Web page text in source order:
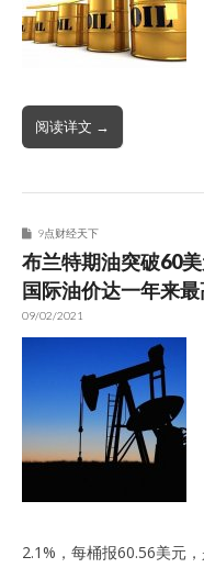
阅读详文 →
9点财经天下
布兰特期油突破60
国际油价达一年来
09/02/2021
2.1%，每桶报60.56美元